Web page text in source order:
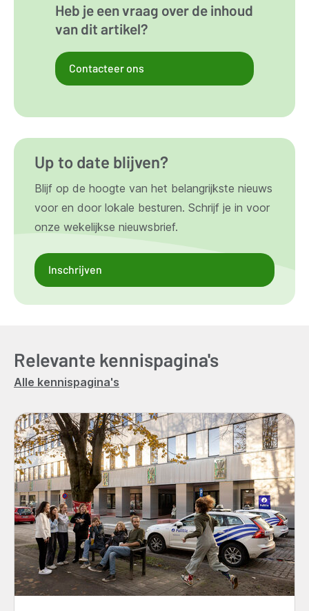
Heb je een vraag over de inhoud
van dit artikel?
Contacteer ons
Up to date blijven?
Blijf op de hoogte van het belangrijkste nieuws
voor en door lokale besturen. Schrijf je in voor
onze wekelijkse nieuwsbrief.
Inschrijven
Relevante kennispagina's
Alle kennispagina's